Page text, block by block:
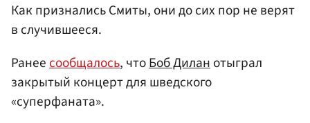
Как признались Смиты, они до сих пор не верят
в случившееся.
Ранее сообщалось, чтоБоб Дилан отыграл
закрытый концерт для шведского
«суперфаната».